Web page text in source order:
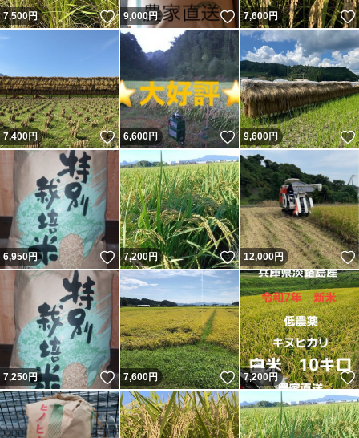
7,500円 いいね！
9,000円 いいね！
7,600円
7,400円 いいね！
6,600円 いいね！
9,600円
6,950円 いいね！
7,200円 いいね！
12,000円
7,250円 いいね！
7,600円 いいね！
7,200円